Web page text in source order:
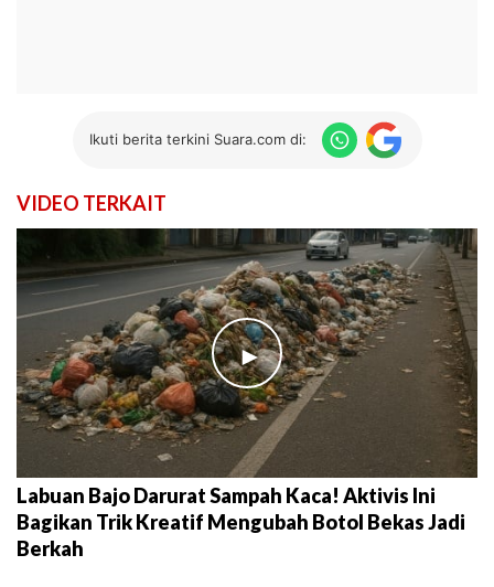
Ikuti berita terkini Suara.com di:
VIDEO TERKAIT
►
Labuan Bajo Darurat Sampah Kaca! Aktivis Ini
Bagikan Trik Kreatif Mengubah Botol Bekas Jadi
Berkah